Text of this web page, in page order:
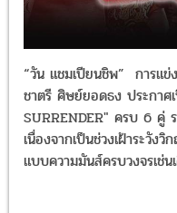
“วัน แชมเปียนชิพ” การแข่
ชาตรี ศิษย์ยอดธง ประกาศ
SURRENDER" ครบ 6 คู่
เนื่องจากเป็นช่วงเฝ้าระวัง
แบบความมันส์ครบวงจรเช่